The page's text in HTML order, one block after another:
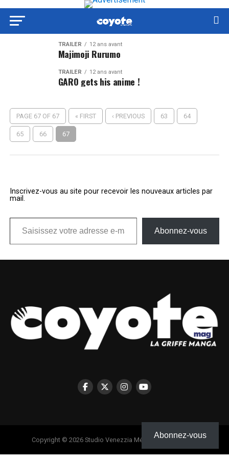
TRAILER 12 ans avant
Majimoji Rurumo
TRAILER 12 ans avant
GARO gets his anime !
PAGE 67 OF 67 « FIRST ‹ PREVIOUS 63 64
65 66 67
Inscrivez-vous au site pour recevoir les nouveaux articles par
mail.
Saisissez votre adresse e-mail…
Abonnez-vous
Copyright © 2026 Studio Venezzia Médias - Coyote Mag
Abonnez-vous